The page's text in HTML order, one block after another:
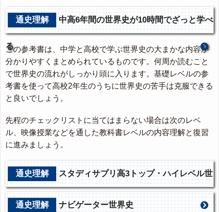
通史理解 中高6年間の世界史が10時間でざっと学べ
る
この参考書は、中学と高校で学ぶ世界史の大まかな内容が
分かりやすくまとめられているものです。何周か読むこと
で世界史の流れがしっかり頭に入ります。基礎レベルの参
考書を使って高校2年生のうちに世界史の苦手は克服できる
と良いでしょう。
先程のチェックリストに当てはまらない場合は次のレベ
ル、映像授業などを通した教科書レベルの内容理解と復習
に進みましょう。
通史理解 スタディサプリ高3トップ・ハイレベル世
界史
通史理解 ナビゲーター世界史